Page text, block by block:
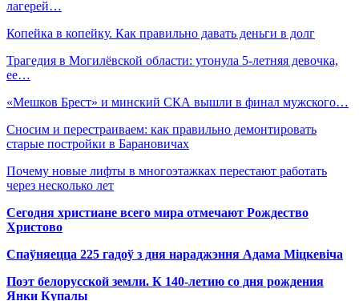
лагерей…
Копейка в копейку. Как правильно давать деньги в долг
Трагедия в Могилёвской области: утонула 5-летняя девочка,
ее…
«Мешков Брест» и минский СКА вышли в финал мужского…
Сносим и перестраиваем: как правильно демонтировать
старые постройки в Барановичах
Почему новые лифты в многоэтажках перестают работать
через несколько лет
Сегодня христиане всего мира отмечают Рождество
Христово
Спаўняецца 225 гадоў з дня нараджэння Адама Міцкевіча
Поэт белорусской земли. К 140-летию со дня рождения
Янки Купалы